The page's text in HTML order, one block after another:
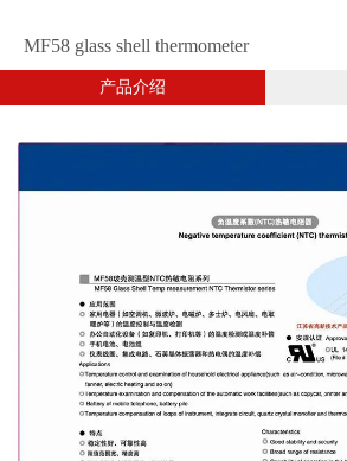
MF58 glass shell thermometer
产品介绍